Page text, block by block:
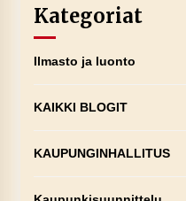
Kategoriat
Ilmasto ja luonto
KAIKKI BLOGIT
KAUPUNGINHALLITUS